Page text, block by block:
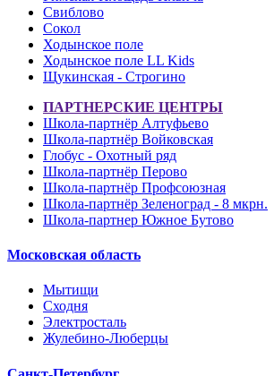
Свиблово
Сокол
Ходынское поле
Ходынское поле LL Kids
Щукинская - Строгино
ПАРТНЕРСКИЕ ЦЕНТРЫ
Школа-партнёр Алтуфьево
Школа-партнёр Войковская
Глобус - Охотный ряд
Школа-партнёр Перово
Школа-партнёр Профсоюзная
Школа-партнёр Зеленоград - 8 мкрн.
Школа-партнер Южное Бутово
Московская область
Мытищи
Сходня
Электросталь
Жулебино-Люберцы